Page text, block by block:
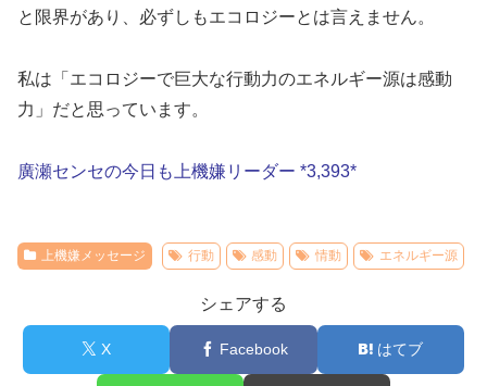
と限界があり、必ずしもエコロジーとは言えません。
私は「エコロジーで巨大な行動力のエネルギー源は感動
力」だと思っています。
廣瀬センセの今日も上機嫌リーダー *3,393*
上機嫌メッセージ 行動 感動 情動 エネルギー源
シェアする
X Facebook はてブ